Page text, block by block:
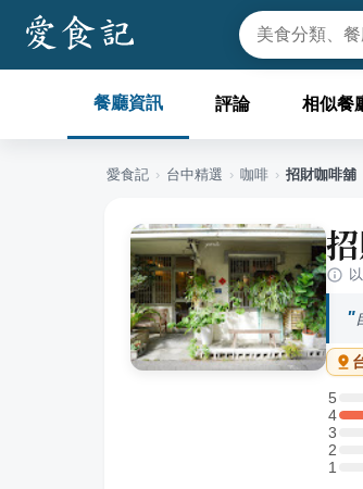
餐廳資訊 評論 相似餐
愛食記 › 台中精選 › 咖啡 › 招財咖啡舖
5
5 星
4
4 星
3
3 星
2
2 星
11 星